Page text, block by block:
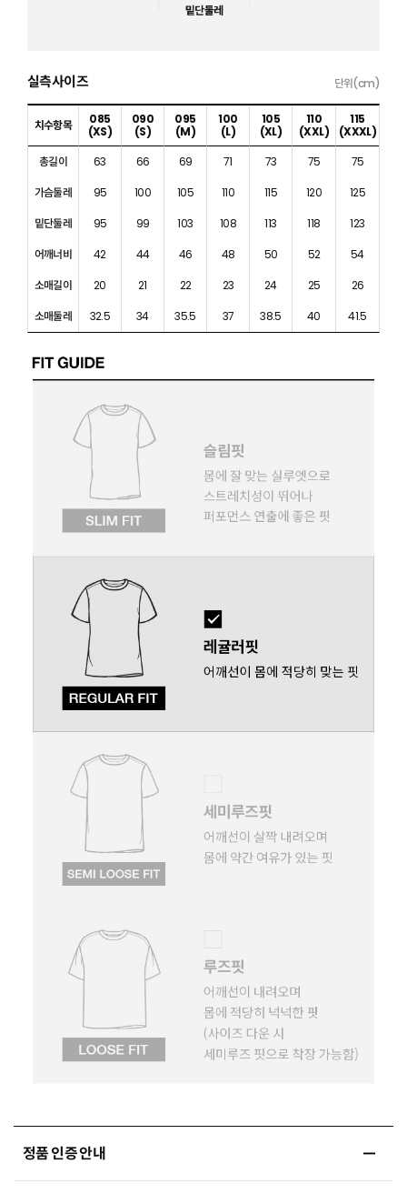
실측사이즈 단위(cm)
치수항목
085
(XS)
090
(S)
095
(M)
100
(L)
105
(XL)
110
(XXL)
115
(XXXL)
총길이
63 66 69 71 73 75
75
가슴둘레
95 100 105 110 115 120
125
밑단둘레
95 99 103 108 113 118
123
어깨너비
42 44 46 48 50 52
54
소매길이
20 21 22 23 24 25
26
소매둘레
32.5 34 35.5 37 38.5 40 41.5
정품 인증 안내